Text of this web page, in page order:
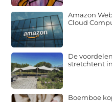
Amazon
Cloud
De
stretchtent
Boemboe